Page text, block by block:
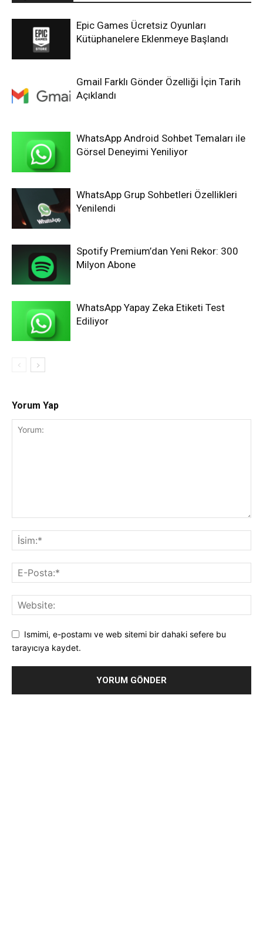
Epic Games Ücretsiz Oyunları
Kütüphanelere Eklenmeye Başlandı
Gmail Farklı Gönder Özelliği İçin Tarih
Açıklandı
WhatsApp Android Sohbet Temaları ile
Görsel Deneyimi Yeniliyor
WhatsApp Grup Sohbetleri Özellikleri
Yenilendi
Spotify Premium’dan Yeni Rekor: 300
Milyon Abone
WhatsApp Yapay Zeka Etiketi Test
Ediliyor
Yorum Yap
Ismimi, e-postamı ve web sitemi bir dahaki sefere bu
tarayıcıya kaydet.